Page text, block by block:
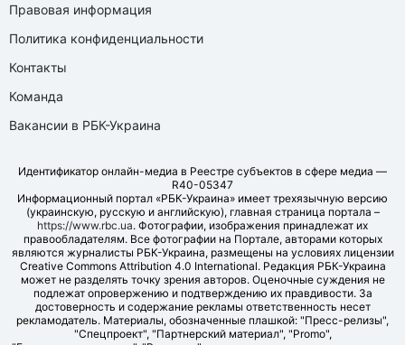
Правовая информация
Политика конфиденциальности
Контакты
Команда
Вакансии в РБК-Украина
Идентификатор онлайн-медиа в Реестре субъектов в сфере медиа —
R40-05347
Информационный портал «РБК-Украина» имеет трехязычную версию
(украинскую, русскую и английскую), главная страница портала –
https://www.rbc.ua. Фотографии, изображения принадлежат их
правообладателям. Все фотографии на Портале, авторами которых
являются журналисты РБК-Украина, размещены на условиях лицензии
Creative Commons Attribution 4.0 International. Редакция РБК-Украина
может не разделять точку зрения авторов. Оценочные суждения не
подлежат опровержению и подтверждению их правдивости. За
достоверность и содержание рекламы ответственность несет
рекламодатель. Материалы, обозначенные плашкой: "Пресс-релизы",
"Спецпроект", "Партнерский материал", "Promo",